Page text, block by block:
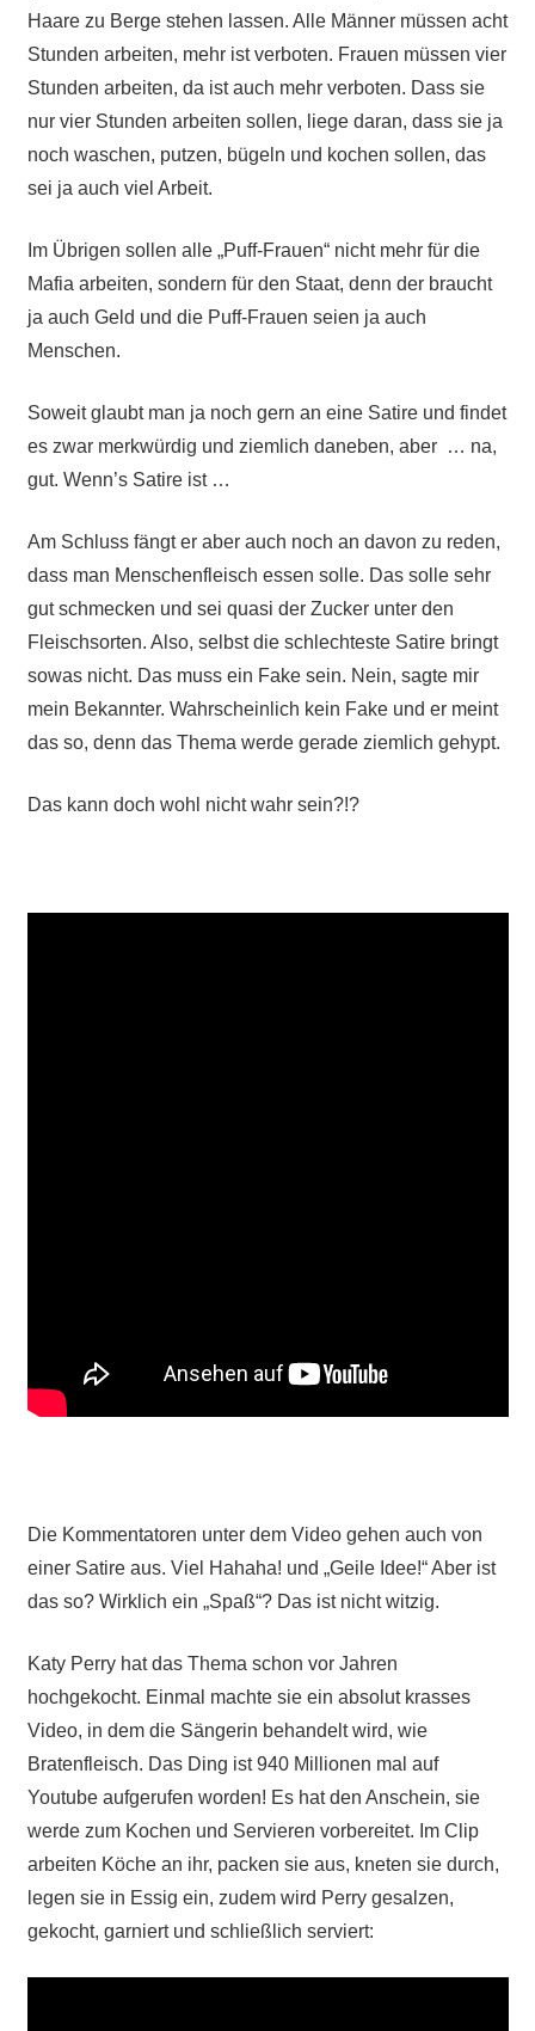
Haare zu Berge stehen lassen. Alle Männer müssen acht
Stunden arbeiten, mehr ist verboten. Frauen müssen vier
Stunden arbeiten, da ist auch mehr verboten. Dass sie
nur vier Stunden arbeiten sollen, liege daran, dass sie ja
noch waschen, putzen, bügeln und kochen sollen, das
sei ja auch viel Arbeit.
Im Übrigen sollen alle „Puff-Frauen“ nicht mehr für die
Mafia arbeiten, sondern für den Staat, denn der braucht
ja auch Geld und die Puff-Frauen seien ja auch
Menschen.
Soweit glaubt man ja noch gern an eine Satire und findet
es zwar merkwürdig und ziemlich daneben, aber … na,
gut. Wenn’s Satire ist …
Am Schluss fängt er aber auch noch an davon zu reden,
dass man Menschenfleisch essen solle. Das solle sehr
gut schmecken und sei quasi der Zucker unter den
Fleischsorten. Also, selbst die schlechteste Satire bringt
sowas nicht. Das muss ein Fake sein. Nein, sagte mir
mein Bekannter. Wahrscheinlich kein Fake und er meint
das so, denn das Thema werde gerade ziemlich gehypt.
Das kann doch wohl nicht wahr sein?!?
Die Kommentatoren unter dem Video gehen auch von
einer Satire aus. Viel Hahaha! und „Geile Idee!“ Aber ist
das so? Wirklich ein „Spaß“? Das ist nicht witzig.
Katy Perry hat das Thema schon vor Jahren
hochgekocht. Einmal machte sie ein absolut krasses
Video, in dem die Sängerin behandelt wird, wie
Bratenfleisch. Das Ding ist 940 Millionen mal auf
Youtube aufgerufen worden! Es hat den Anschein, sie
werde zum Kochen und Servieren vorbereitet. Im Clip
arbeiten Köche an ihr, packen sie aus, kneten sie durch,
legen sie in Essig ein, zudem wird Perry gesalzen,
gekocht, garniert und schließlich serviert: